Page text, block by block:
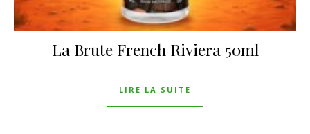
La Brute French Riviera 50ml
LIRE LA SUITE